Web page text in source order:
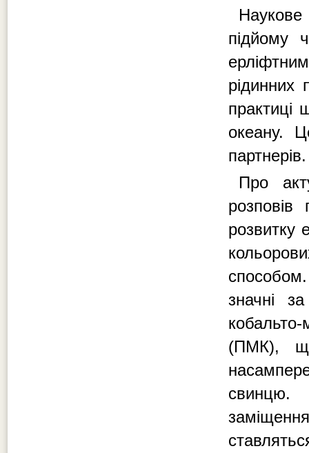
підйому
рідинних
практиці
океану.
партнерів.
Про
розвитку
значні
(ПМК),
свинцю.